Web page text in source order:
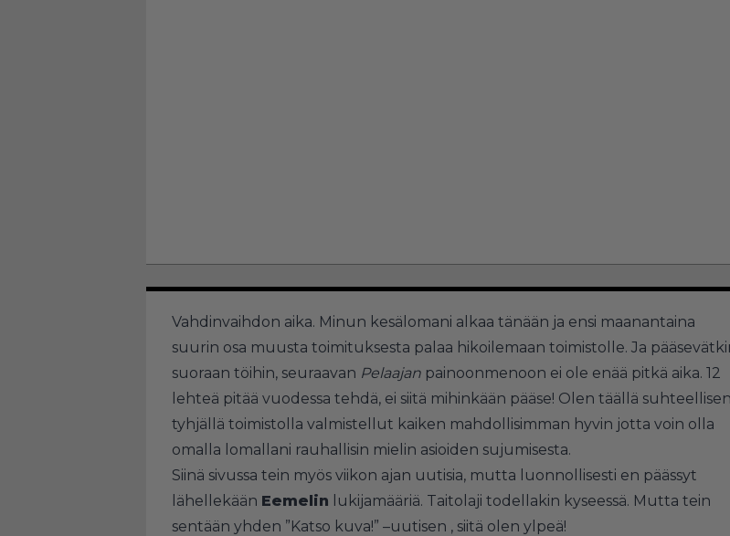
Vahdinvaihdon aika. Minun kesälomani alkaa tänään ja ensi maanantaina
suurin osa muusta toimituksesta palaa hikoilemaan toimistolle. Ja
suoraan töihin, seuraavan Pelaajan painoonmenoon ei ole enää pitkä aika. 12
lehteä pitää vuodessa tehdä, ei siitä mihinkään pääse! Olen täällä suhteellisen
tyhjällä toimistolla valmistellut kaiken mahdollisimman hyvin jotta voin olla
omalla lomallani rauhallisin mielin asioiden sujumisesta.
Siinä sivussa tein myös viikon ajan uutisia, mutta luonnollisesti en päässyt
lähellekään Eemelin lukijamääriä. Taitolaji todellakin kyseessä. Mutta tein
sentään yhden ”Katso kuva!” –uutisen , siitä olen ylpeä!